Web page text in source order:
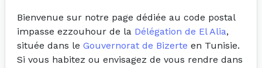
Bienvenue sur notre page dédiée au code postal
impasse ezzouhour de la Délégation de El Alia,
située dans le Gouvernorat de Bizerte en Tunisie.
Si vous habitez ou envisagez de vous rendre dans